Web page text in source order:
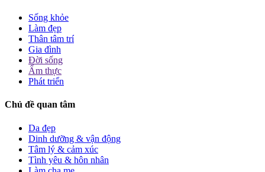
Sống khỏe
Làm đẹp
Thân tâm trí
Gia đình
Đời sống
Ẩm thực
Phát triển
Chủ đề quan tâm
Da đẹp
Dinh dưỡng & vận động
Tâm lý & cảm xúc
Tình yêu & hôn nhân